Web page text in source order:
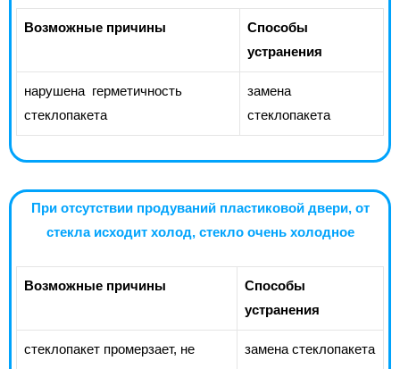
Возможные причины
Способы
устранения
нарушена герметичность
стеклопакета
замена
стеклопакета
При отсутствии продуваний пластиковой двери, от
стекла исходит холод, стекло очень холодное
Возможные причины
Способы
устранения
стеклопакет промерзает, не
замена стеклопакета